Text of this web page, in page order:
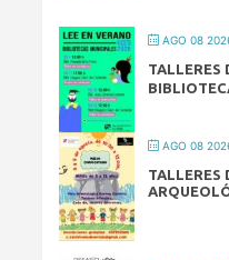
AGO 08
TALLERES
AGO 08
TALLERES